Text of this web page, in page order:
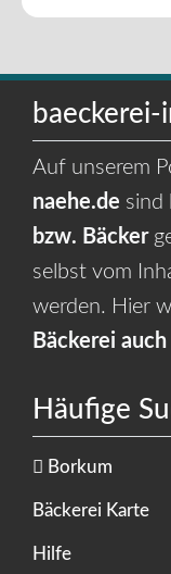
Auf unserem
naehe.de sind
bzw. Bäcker
selbst vom
werden. Hier
Bäckerei
Häufige
Borkum
Bäckerei Karte
Hilfe